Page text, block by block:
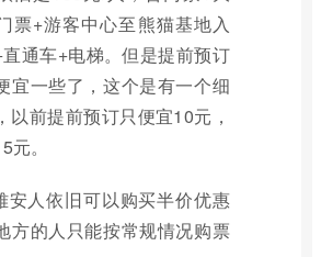
票+游客中心至熊猫基地入
通车+电梯。但是提前预订
宜一些了，这个是有一个细
以前提前预订只便宜10元，
。
安人依旧可以购买半价优惠
方的人只能按常规情况购票